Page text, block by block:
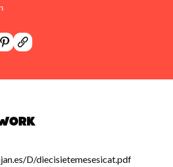
D/diecisietemesesicat.pdf